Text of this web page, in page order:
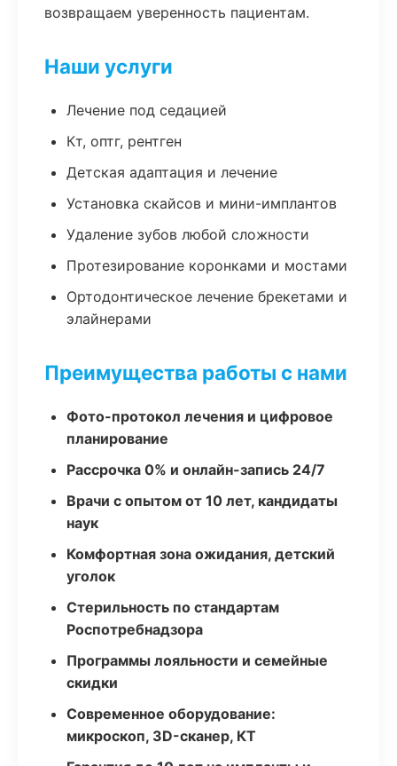
возвращаем уверенность пациентам.
Наши услуги
Лечение под седацией
Кт, оптг, рентген
Детская адаптация и лечение
Установка скайсов и мини-имплантов
Удаление зубов любой сложности
Протезирование коронками и мостами
Ортодонтическое лечение брекетами и
элайнерами
Преимущества работы с нами
Фото-протокол лечения и цифровое
планирование
Рассрочка 0% и онлайн-запись 24/7
Врачи с опытом от 10 лет, кандидаты
наук
Комфортная зона ожидания, детский
уголок
Стерильность по стандартам
Роспотребнадзора
Программы лояльности и семейные
скидки
Современное оборудование:
микроскоп, 3D-сканер, КТ